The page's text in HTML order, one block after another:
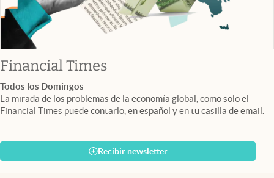
Financial Timesabre en nueva pestaña
Todos los Domingos
La mirada de los problemas de la economía global, como solo el
Financial Times puede contarlo, en español y en tu casilla de email.
Recibir newsletter